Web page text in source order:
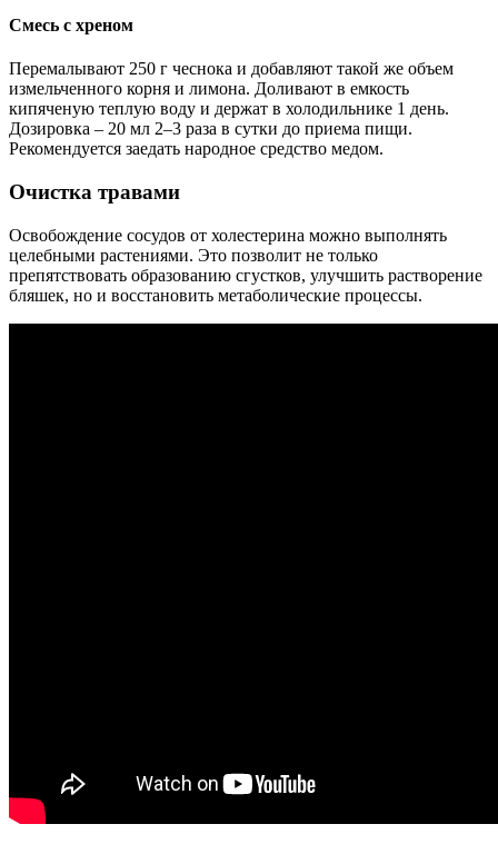
Смесь с хреном
Перемалывают 250 г чеснока и добавляют такой же объем
измельченного корня и лимона. Доливают в емкость
кипяченую теплую воду и держат в холодильнике 1 день.
Дозировка – 20 мл 2–3 раза в сутки до приема пищи.
Рекомендуется заедать народное средство медом.
Очистка травами
Освобождение сосудов от холестерина можно выполнять
целебными растениями. Это позволит не только
препятствовать образованию сгустков, улучшить растворение
бляшек, но и восстановить метаболические процессы.